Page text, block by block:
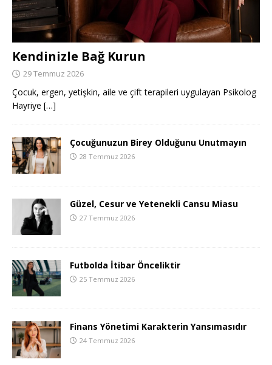
Kendinizle Bağ Kurun
29 Temmuz 2026
Çocuk, ergen, yetişkin, aile ve çift terapileri uygulayan Psikolog
Hayriye […]
Çocuğunuzun Birey Olduğunu Unutmayın
28 Temmuz 2026
Güzel, Cesur ve Yetenekli Cansu Miasu
27 Temmuz 2026
Futbolda İtibar Önceliktir
25 Temmuz 2026
Finans Yönetimi Karakterin Yansımasıdır
24 Temmuz 2026